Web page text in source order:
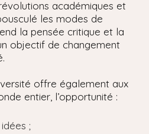
académiques et
les modes de
la pensée critique et la
objectif de changement
offre également aux
entier, l’opportunité :
;